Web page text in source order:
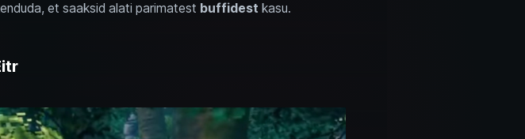
et saaksid alati parimatest buffidest kasu.